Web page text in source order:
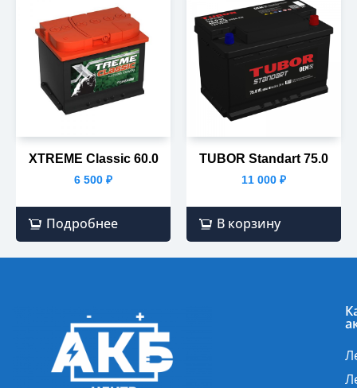
XTREME Classic 60.0
6 500 ₽
Подробнее
TUBOR Standart 75.0
11 000 ₽
В корзину